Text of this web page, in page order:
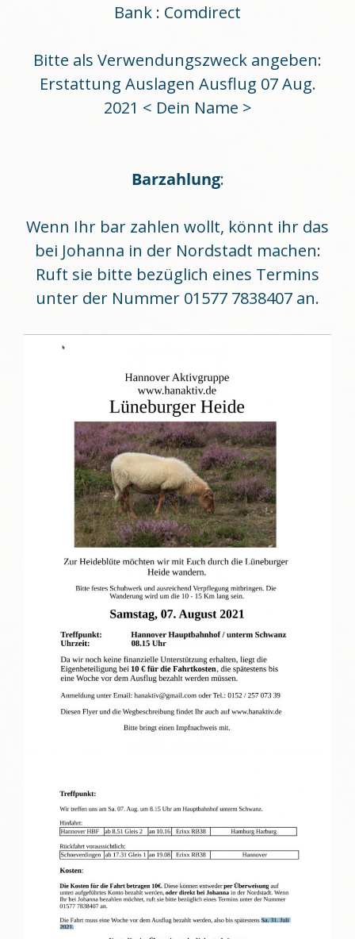
Bank : Comdirect
Bitte als Verwendungszweck angeben:
Erstattung Auslagen Ausflug 07 Aug.
2021 < Dein Name >
Barzahlung:
Wenn Ihr bar zahlen wollt, könnt ihr das
bei Johanna in der Nordstadt machen:
Ruft sie bitte bezüglich eines Termins
unter der Nummer 01577 7838407 an.